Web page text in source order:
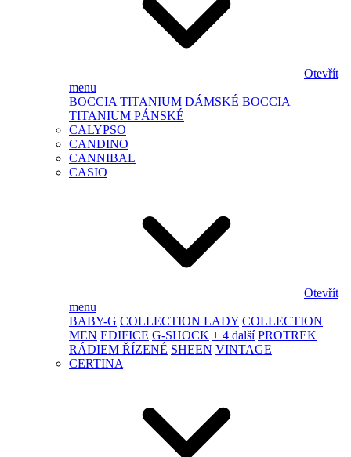
Otevřít
menu
BOCCIA TITANIUM DÁMSKÉ BOCCIA
TITANIUM PÁNSKÉ
CALYPSO
CANDINO
CANNIBAL
CASIO
Otevřít
menu
BABY-G COLLECTION LADY COLLECTION
MEN EDIFICE G-SHOCK + 4 další PROTREK
RÁDIEM ŘÍZENÉ SHEEN VINTAGE
CERTINA